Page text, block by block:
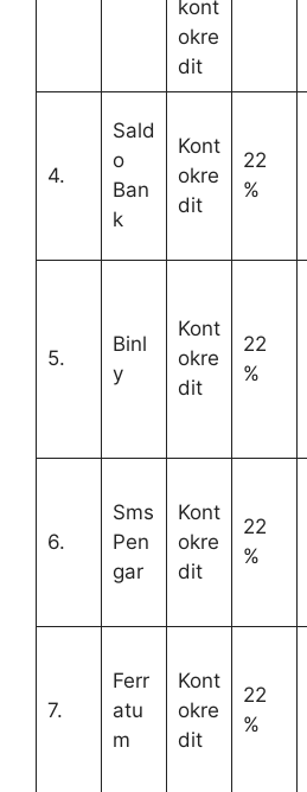
kont
okre
dit
4.
Sald
o
Ban
k
Kont
okre
dit
22
%
5.
Binl
y
Kont
okre
dit
22
%
6.
Sms
Pen
gar
Kont
okre
dit
22
%
7.
Ferr
atu
m
Kont
okre
dit
22
%